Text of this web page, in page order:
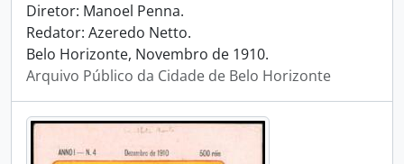
Diretor: Manoel Penna.
Redator: Azeredo Netto.
Belo Horizonte, Novembro de 1910.
Arquivo Público da Cidade de Belo Horizonte